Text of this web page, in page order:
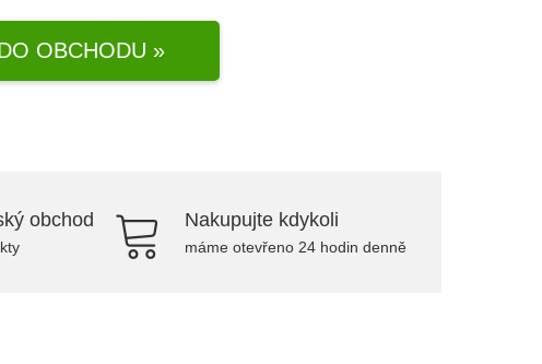
OBCHODU »
obchod Nakupujte kdykoli
máme otevřeno 24 hodin denně